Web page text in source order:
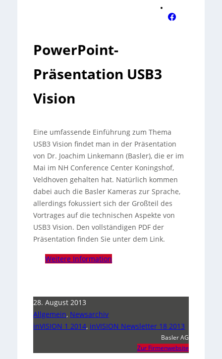
PowerPoint-
Präsentation USB3
Vision
Eine umfassende Einführung zum Thema
USB3 Vision findet man in der Präsentation
von Dr. Joachim Linkemann (Basler), die er im
Mai im NH Conference Center Koningshof,
Veldhoven gehalten hat. Natürlich kommen
dabei auch die Basler Kameras zur Sprache,
allerdings fokussiert sich der Großteil des
Vortrages auf die technischen Aspekte von
USB3 Vision. Den vollständigen PDF der
Präsentation finden Sie unter dem Link.
Weitere Information
28. August 2013
Allgemein, Newsarchiv
inVISION 1 2014, inVISION Newsletter 18 2013
Basler AG
Zur Firmenwebsite